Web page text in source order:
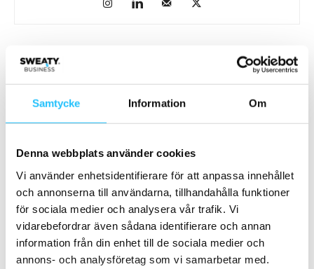
Samtycke Information Om
Denna webbplats använder cookies
Vi använder enhetsidentifierare för att anpassa innehållet
och annonserna till användarna, tillhandahålla funktioner
för sociala medier och analysera vår trafik. Vi
vidarebefordrar även sådana identifierare och annan
information från din enhet till de sociala medier och
annons- och analysföretag som vi samarbetar med.
Relaterade artiklar Mer av samma författare
Analys: Europas gymmarknad går in i
med omnejd
Actic förvärvar EGO i Sundsvall – tar
över åtta anläggningar